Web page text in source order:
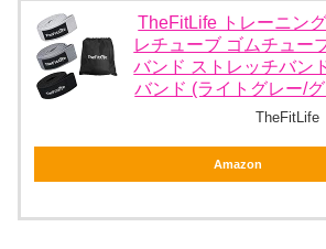
TheFitLife トレーニン
レチューブ ゴムチュー
バンド ストレッチバン
バンド (ライトグレー/
TheFitLife
Amazon